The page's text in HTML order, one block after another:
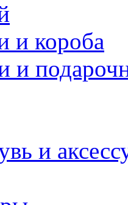
и короба
и
и